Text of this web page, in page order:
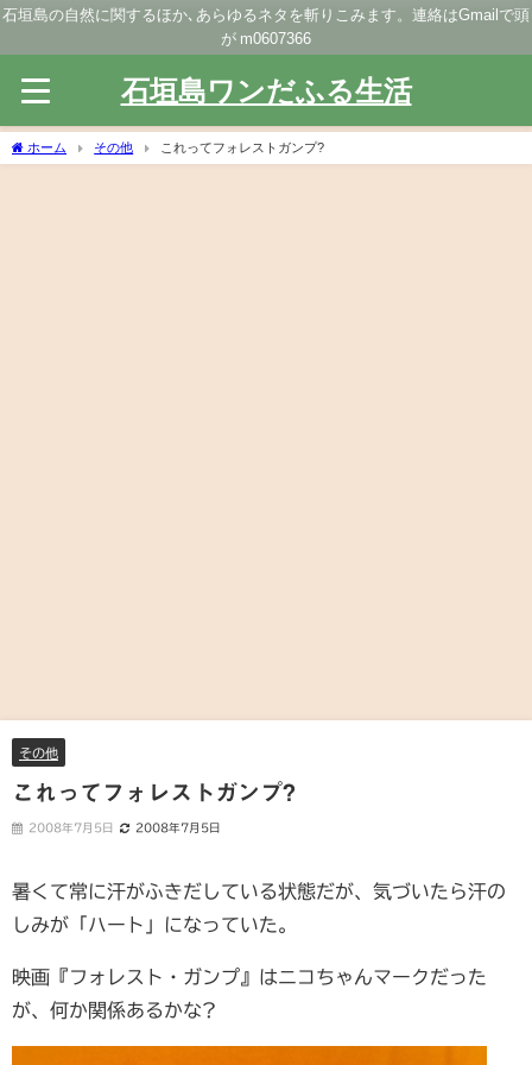
石垣島の自然に関するほか､あらゆるネタを斬りこみます。連絡はGmailで頭
が m0607366
石垣島ワンだふる生活
ホーム その他 これってフォレストガンプ?
その他
これってフォレストガンプ?
2008年7月5日 2008年7月5日
暑くて常に汗がふきだしている状態だが、気づいたら汗の
しみが「ハート」になっていた。
映画『フォレスト・ガンプ』はニコちゃんマークだった
が、何か関係あるかな?